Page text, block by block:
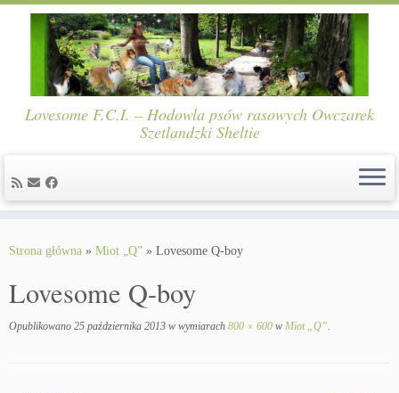
Lovesome F.C.I. – Hodowla psów rasowych Owczarek
Szetlandzki Sheltie
Strona główna » Miot „Q” » Lovesome Q-boy
Lovesome Q-boy
Opublikowano 25 października 2013 w wymiarach 800 × 600 w Miot „Q”.